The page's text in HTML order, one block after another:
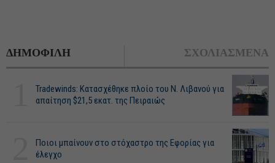
ΔΗΜΟΦΙΛΗ ΣΧΟΛΙΑΣΜΕΝΑ
Tradewinds: Κατασχέθηκε πλοίο του Ν. Λιβανού για
απαίτηση $21,5 εκατ. της Πειραιώς
Ποιοι μπαίνουν στο στόχαστρο της Εφορίας για
έλεγχο